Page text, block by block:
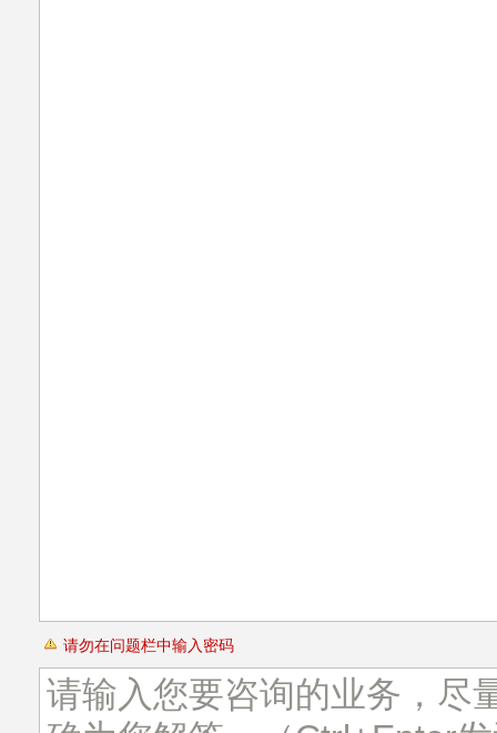
请勿在问题栏中输入密码